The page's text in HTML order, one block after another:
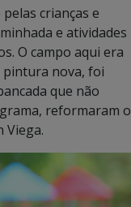
crianças e
e atividades
O campo aqui era
pintura nova, foi
que não
reformaram o
Viega.